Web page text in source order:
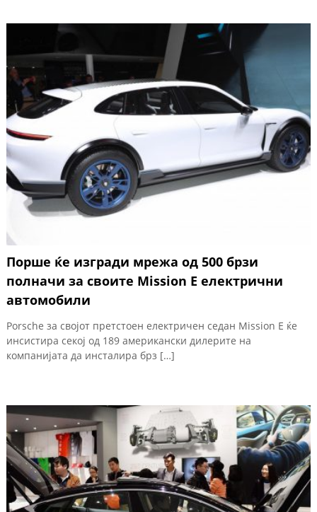
Порше ќе изгради мрежа од 500 брзи
полначи за своите Mission E електрични
автомобили
Porsche за својот претстоен електричен седан Mission E ќе
инсистира секој од 189 американски дилерите на
компанијата да инсталира брз […]